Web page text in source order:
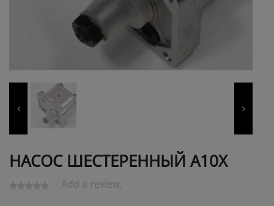
НАСОС ШЕСТЕРЕННЫЙ А10Х
Add a review.